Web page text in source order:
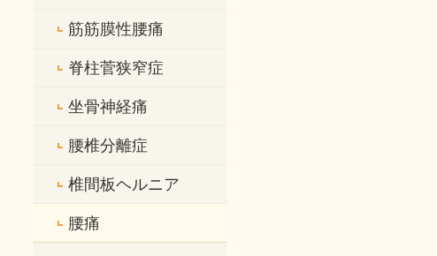
筋筋膜性腰痛
脊柱菅狭窄症
坐骨神経痛
腰椎分離症
椎間板ヘルニア
腰痛